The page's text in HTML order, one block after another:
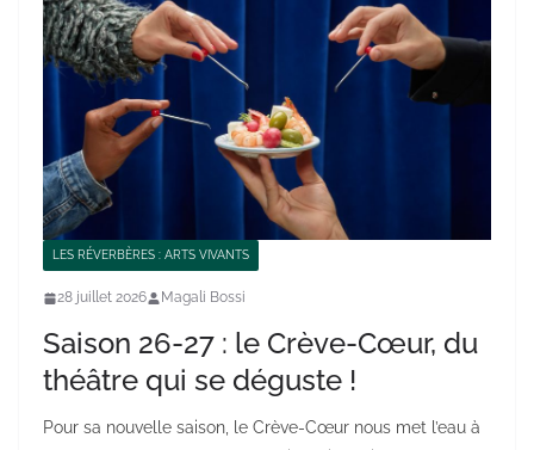
LES RÉVERBÈRES : ARTS VIVANTS
28 juillet 2026 Magali Bossi
Saison 26-27 : le Crève-Cœur, du
théâtre qui se déguste !
Pour sa nouvelle saison, le Crève-Cœur nous met l’eau à